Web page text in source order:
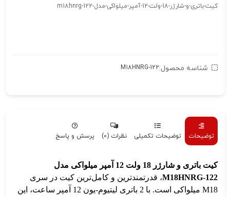
کیت-باتری-و-شارژر-18-ولت-12-آمپر-میلواکی-مدل-m18hnrg-122
شناسه محصول:M18HNRG-122
توضیحات توضیحات تکمیلی نظرات (0) پرسش و پاسخ
کیت باتری و شارژر 18 ولت 12 آمپر میلواکی مدل
M18HNRG-122، قدرتمندترین و کامل‌ترین کیت در سری
M18 میلواکی است. با 2 باتری لیتیوم-یون 12 آمپر ساعت، این